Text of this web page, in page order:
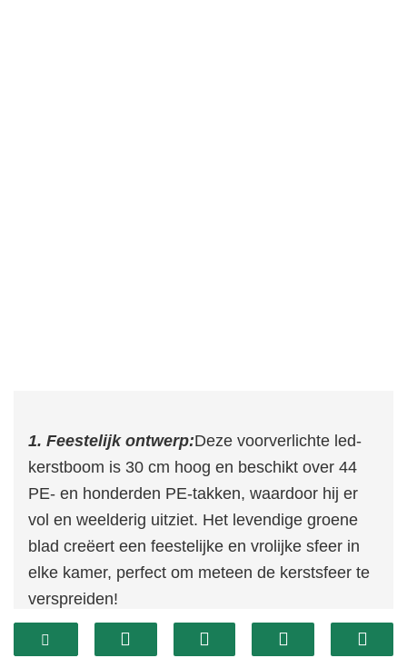
1. Feestelijk ontwerp:Deze voorverlichte led-
kerstboom is 30 cm hoog en beschikt over 44
PE- en honderden PE-takken, waardoor hij er
vol en weelderig uitziet. Het levendige groene
blad creëert een feestelijke en vrolijke sfeer in
elke kamer, perfect om meteen de kerstsfeer te
verspreiden!
2. Verschillende maten:Verkrijgbaar in
meerdere maten, met extra aangepaste